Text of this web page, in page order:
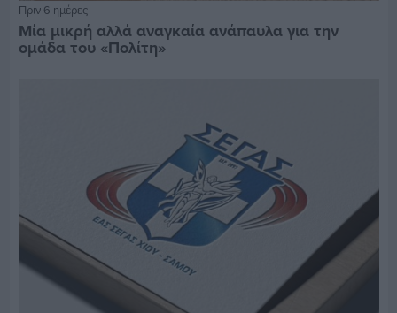
Πριν 6 ημέρες
Μία μικρή αλλά αναγκαία ανάπαυλα για την
ομάδα του «Πολίτη»